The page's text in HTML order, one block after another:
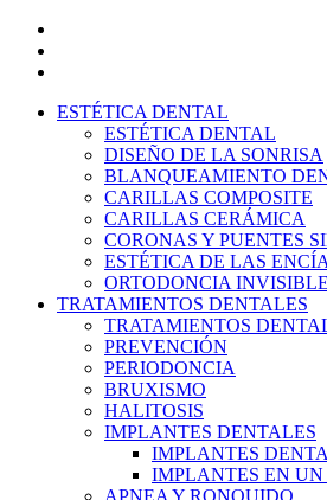
Close
ESTÉTICA DENTAL
ESTÉTICA DENTAL
DISEÑO DE LA SONRISA
BLANQUEAMIENTO
CARILLAS COMPOSITE
CARILLAS CERÁMICA
CORONAS Y PUENTES
ESTÉTICA DE LAS
ORTODONCIA INVISIBLE
TRATAMIENTOS DENTALES
TRATAMIENTOS
PREVENCIÓN
PERIODONCIA
BRUXISMO
HALITOSIS
IMPLANTES DENTALES
IMPLANTES
IMPLANTES EN
APNEA Y RONQUIDO